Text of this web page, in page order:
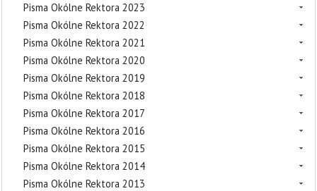
Pisma Okólne Rektora 2023
Pisma Okólne Rektora 2022
Pisma Okólne Rektora 2021
Pisma Okólne Rektora 2020
Pisma Okólne Rektora 2019
Pisma Okólne Rektora 2018
Pisma Okólne Rektora 2017
Pisma Okólne Rektora 2016
Pisma Okólne Rektora 2015
Pisma Okólne Rektora 2014
Pisma Okólne Rektora 2013